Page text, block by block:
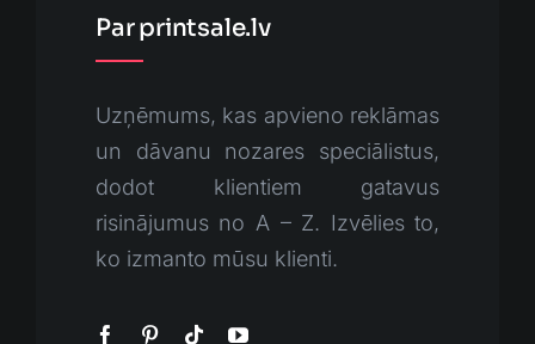
Par printsale.lv
Uzņēmums, kas apvieno reklāmas
un dāvanu nozares speciālistus,
dodot klientiem gatavus
risinājumus no A – Z. Izvēlies to,
ko izmanto mūsu klienti.